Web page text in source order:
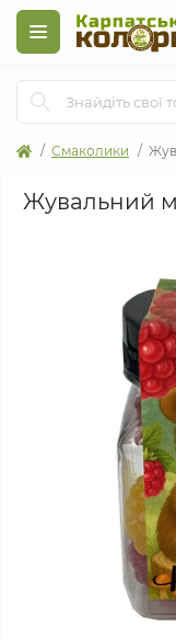
Смаколики
Жувальний